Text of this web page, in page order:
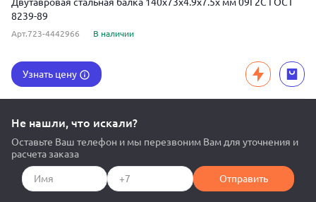
8239-89
Арт.723-4442966 В наличии
Узнать цену
Не нашли, что искали?
Оставьте Ваш телефон и мы перезвоним Вам для уточнения и
расчета заказа
Отправить